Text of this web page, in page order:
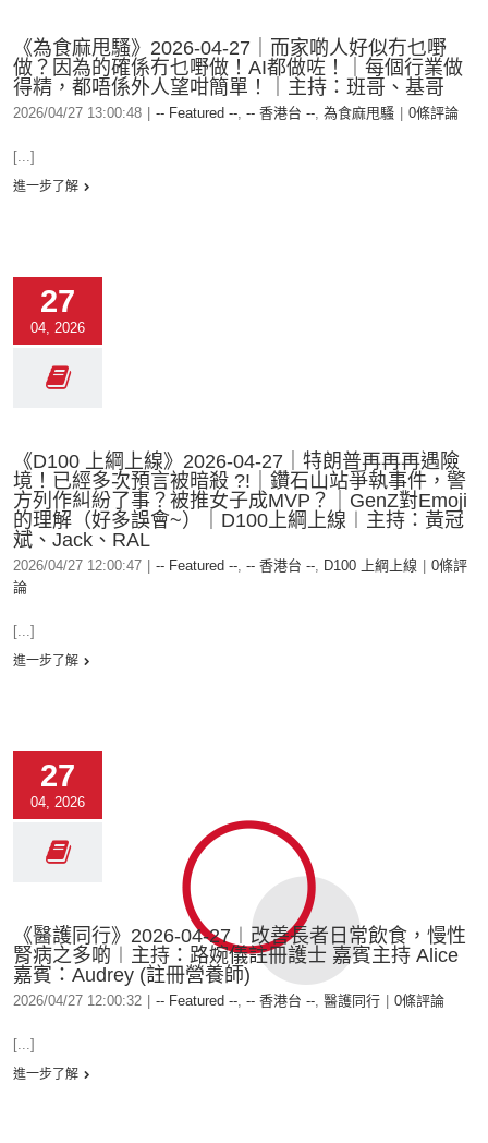
《為食麻甩騷》2026-04-27｜而家啲人好似冇乜嘢
做？因為的確係冇乜嘢做！AI都做咗！｜每個行業做
得精，都唔係外人望咁簡單！｜主持：班哥、基哥
2026/04/27 13:00:48 -- Featured --, -- 香港台 --, 為食麻甩騷 0條評論
[...]
進一步了解
27
04, 2026
《D100 上綱上線》2026-04-27｜特朗普再再再遇險
境！已經多次預言被暗殺 ?!｜鑽石山站爭執事件，警
方列作糾紛了事？被推女子成MVP？｜GenZ對Emoji
的理解（好多誤會~）｜D100上綱上線︱主持：黃冠
斌、Jack、RAL
2026/04/27 12:00:47 -- Featured --, -- 香港台 --, D100 上綱上線
0條評
論
[...]
進一步了解
27
04, 2026
《醫護同行》2026-04-27︱改善長者日常飲食，慢性
腎病之多啲︱主持：路婉儀註冊護士 嘉賓主持 Alice
嘉賓：Audrey (註冊營養師)
2026/04/27 12:00:32 -- Featured --, -- 香港台 --, 醫護同行 0條評論
[...]
進一步了解